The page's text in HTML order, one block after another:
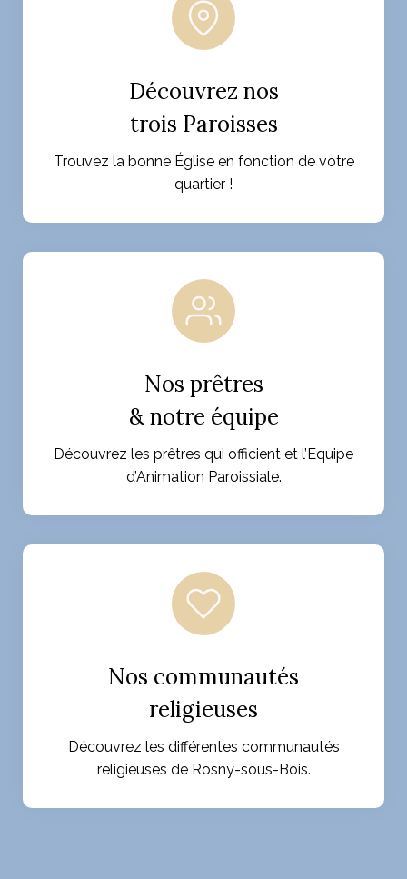
Découvrez nos
trois Paroisses
Trouvez la bonne Église en fonction de votre
quartier !
Nos prêtres
& notre équipe
Découvrez les prêtres qui officient et l’Equipe
d’Animation Paroissiale.
Nos communautés
religieuses
Découvrez les différentes communautés
religieuses de Rosny-sous-Bois.